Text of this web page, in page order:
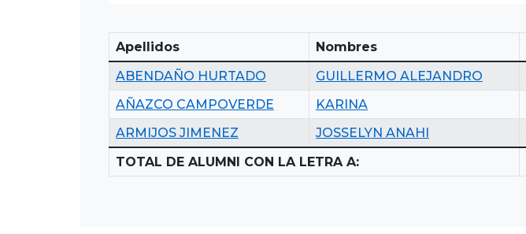
Apellidos Nombres
ABENDAÑO HURTADO
GUILLERMO ALEJANDRO
AÑAZCO CAMPOVERDE
KARINA
ARMIJOS JIMENEZ
JOSSELYN ANAHI
TOTAL DE ALUMNI CON LA LETRA A: